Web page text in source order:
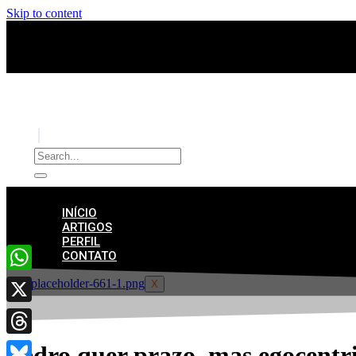
Skip to content
INÍCIO
ARTIGOS
PERFIL
CONTATO
X
WhatsApp
X
Threads